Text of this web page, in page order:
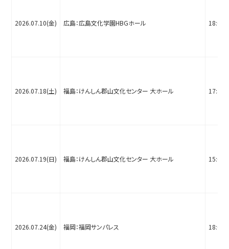
2026.07.10(金) 広島：広島文化学園HBGホール 18:00
2026.07.18(土) 福島：けんしん郡山文化センター 大ホール 17:30
2026.07.19(日) 福島：けんしん郡山文化センター 大ホール 15:00
2026.07.24(金) 福岡：福岡サンパレス 18:00